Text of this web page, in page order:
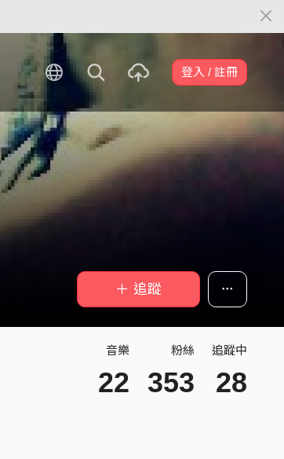
登入 / 註冊
＋ 追蹤
音樂
22
粉絲
353
追蹤中
28